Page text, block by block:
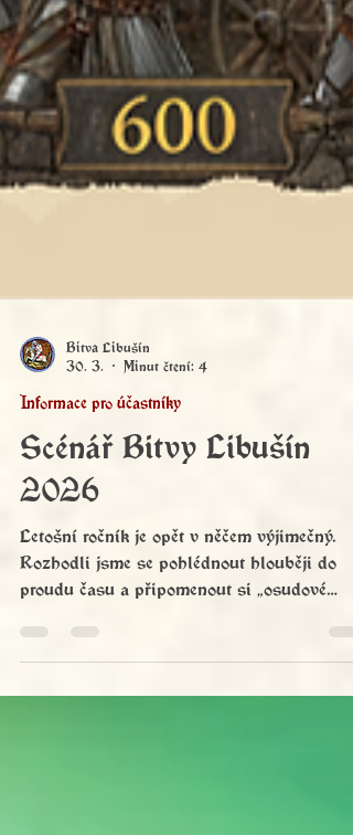
30. 3.
Minut čtení: 4
Informace pro účastníky
Scénář Bitvy Libušín
2026
Letošní ročník je opět v něčem výjimečný.
Rozhodli jsme se pohlédnout hlouběji do
proudu času a připomenout si „osudové